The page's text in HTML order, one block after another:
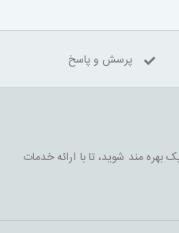
پرسش و پاسخ
بهره مند شوید، تا با ارائه خدمات